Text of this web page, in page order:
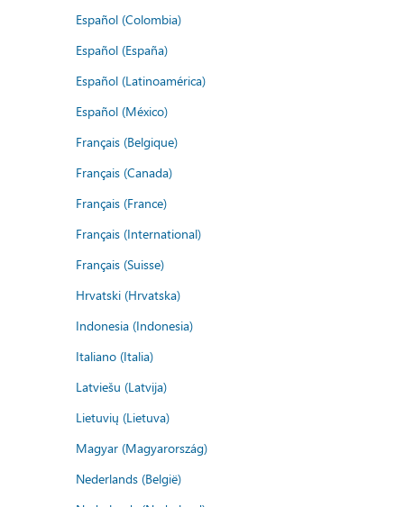
Español (Colombia)
Español (España)
Español (Latinoamérica)
Español (México)
Français (Belgique)
Français (Canada)
Français (France)
Français (International)
Français (Suisse)
Hrvatski (Hrvatska)
Indonesia (Indonesia)
Italiano (Italia)
Latviešu (Latvija)
Lietuvių (Lietuva)
Magyar (Magyarország)
Nederlands (België)